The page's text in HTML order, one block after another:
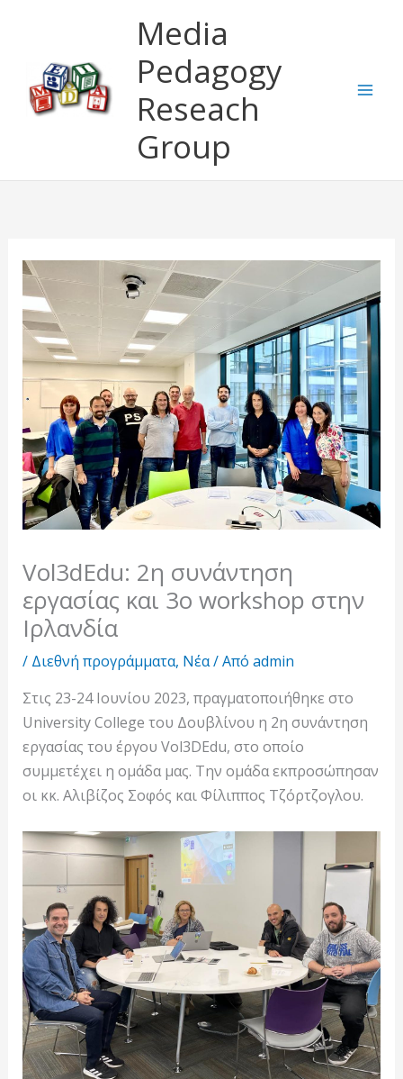
περιεχόμενο
Media
Pedagogy
Reseach
Group
Vol3dEdu: 2η συνάντηση
εργασίας και 3ο workshop στην
Ιρλανδία
/ Διεθνή προγράμματα, Νέα/ Από admin
Στις 23-24 Ιουνίου 2023, πραγματοποιήθηκε στο
University College του Δουβλίνου η 2η συνάντηση
εργασίας του έργου Vol3DEdu, στο οποίο
συμμετέχει η ομάδα μας. Την ομάδα εκπροσώπησαν
οι κκ. Αλιβίζος Σοφός και Φίλιππος Τζόρτζογλου.